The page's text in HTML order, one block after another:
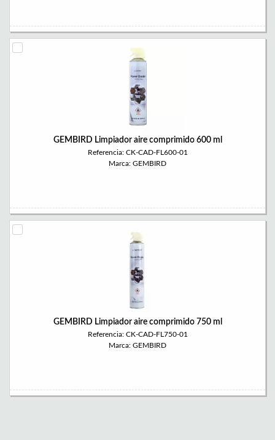
GEMBIRD Limpiador aire comprimido 600 ml
Referencia: CK-CAD-FL600-01
Marca: GEMBIRD
GEMBIRD Limpiador aire comprimido 750 ml
Referencia: CK-CAD-FL750-01
Marca: GEMBIRD